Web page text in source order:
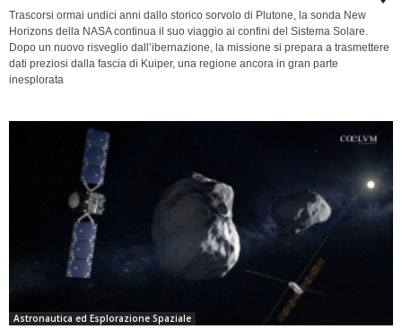
Trascorsi ormai undici anni dallo storico sorvolo di Plutone, la sonda New
Horizons della NASA continua il suo viaggio ai confini del Sistema Solare.
Dopo un nuovo risveglio dall’ibernazione, la missione si prepara a trasmettere
dati preziosi dalla fascia di Kuiper, una regione ancora in gran parte
inesplorata
Astronautica ed Esplorazione Spaziale